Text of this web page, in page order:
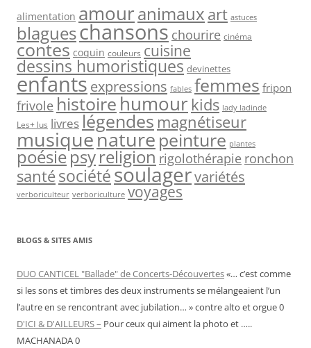
alimentation amouranimaux art astuces
blagueschansons chourire cinéma
contes coquin couleurs cuisine
dessins humoristiques devinettes
enfantsexpressions fables femmes fripon
frivole histoire humour kids lady ladinde
Les+ lus livreslégendes magnétiseur
musiquenature peinture plantes
poésiepsyreligion rigolothérapie ronchon
santésociétésoulagervariétés
verboriculteur verboriculture voyages
BLOGS & SITES AMIS
DUO CANTICEL "Ballade" de Concerts-Découvertes«… c’est comme
si les sons et timbres des deux instruments se mélangeaient l’un
l’autre en se rencontrant avec jubilation… » contre alto et orgue 0
D'ICI & D'AILLEURS – Pour ceux qui aiment la photo et …..
MACHANADA 0